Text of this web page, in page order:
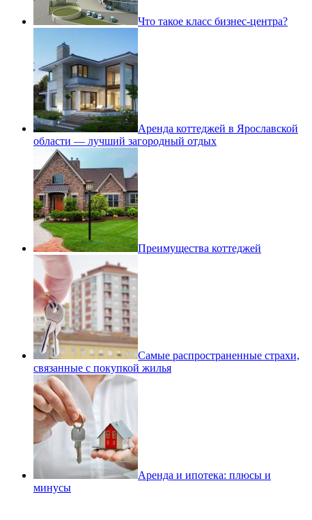
Что такое класс бизнес-центра?
Аренда коттеджей в Ярославской
области — лучший загородный отдых
Преимущества коттеджей
Самые распространенные страхи,
связанные с покупкой жилья
Аренда и ипотека: плюсы и
минусы